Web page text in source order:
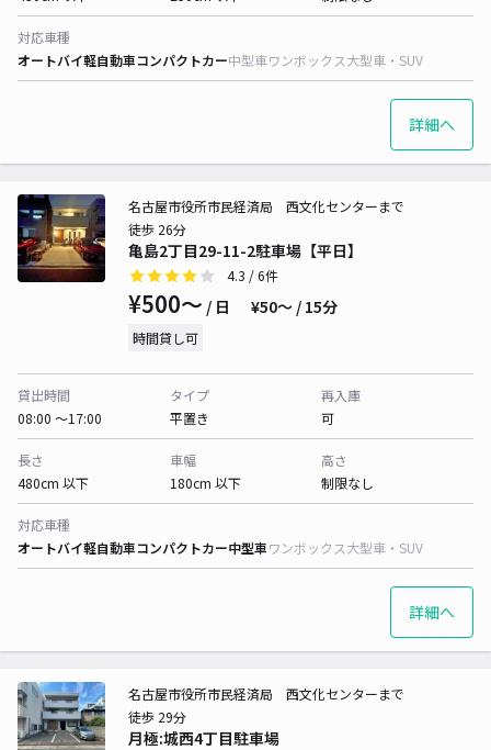
対応車種
オートバイ軽自動車コンパクトカー中型車ワンボックス大型車・SUV
詳細へ
亀島2丁目29-11-2駐車場【平日】
名古屋市役所市民経済局 西文化センターまで
徒歩 26分
4.3 / 6件
¥500〜 / 日 ¥50〜 / 15分
時間貸し可
貸出時間
08:00 〜17:00
タイプ
平置き
再入庫
可
長さ
480cm 以下
車幅
180cm 以下
高さ
制限なし
対応車種
オートバイ軽自動車コンパクトカー中型車ワンボックス大型車・SUV
詳細へ
月極:城西4丁目駐車場
名古屋市役所市民経済局 西文化センターまで
徒歩 29分